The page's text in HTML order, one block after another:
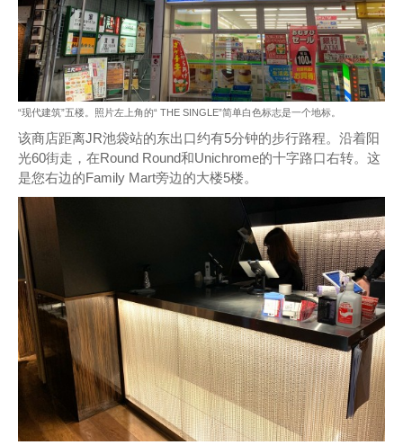
“现代建筑”五楼。照片左上角的“ THE SINGLE”简单白色标志是一个地标。
该商店距离JR池袋站的东出口约有5分钟的步行路程。沿着阳
光60街走，在Round Round和Unichrome的十字路口右转。这
是您右边的Family Mart旁边的大楼5楼。